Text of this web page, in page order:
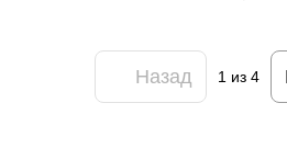
Назад 1из 4